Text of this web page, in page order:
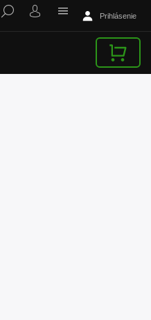
Prihlásenie